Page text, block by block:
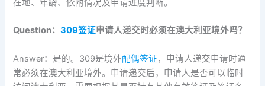
在地、年龄、依附情况及申请进度判断。
Question：309签证申请人递交时必须在澳大利亚境外吗？
Answer：是的。309是境外配偶签证，申请人递交申请时通
常必须在澳大利亚境外。申请递交后，申请人是否可以临时